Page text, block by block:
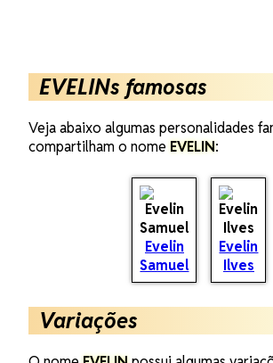
EVELINs famosas
Veja abaixo algumas personalidades
compartilham o nomeEVELIN:
Evelin
Samuel
Evelin
Ilves
Variações